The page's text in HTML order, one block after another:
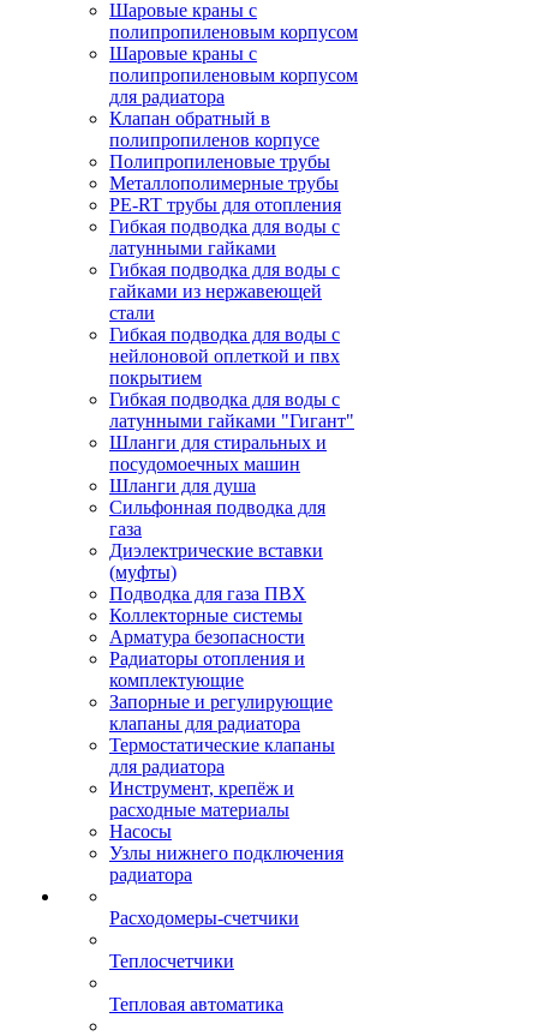
Шаровые краны с
полипропиленовым корпусом
Шаровые краны с
полипропиленовым корпусом
для радиатора
Клапан обратный в
полипропиленов корпусе
Полипропиленовые трубы
Металлополимерные трубы
PE-RT трубы для отопления
Гибкая подводка для воды с
латунными гайками
Гибкая подводка для воды с
гайками из нержавеющей
стали
Гибкая подводка для воды с
нейлоновой оплеткой и пвх
покрытием
Гибкая подводка для воды с
латунными гайками "Гигант"
Шланги для стиральных и
посудомоечных машин
Шланги для душа
Сильфонная подводка для
газа
Диэлектрические вставки
(муфты)
Подводка для газа ПВХ
Коллекторные системы
Арматура безопасности
Радиаторы отопления и
комплектующие
Запорные и регулирующие
клапаны для радиатора
Термостатические клапаны
для радиатора
Инструмент, крепёж и
расходные материалы
Насосы
Узлы нижнего подключения
радиатора
Расходомеры-счетчики
Теплосчетчики
Тепловая автоматика